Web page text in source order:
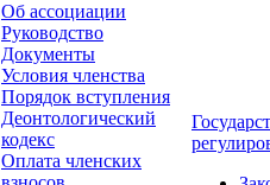
Об ассоциации
Руководство
Документы
Условия членства
Порядок вступления
Деонтологический
кодекс
Оплата членских